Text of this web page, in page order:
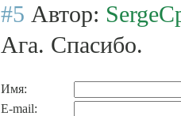
#5 Автор:
Ага. Спасибо.
Имя:
E-mail: